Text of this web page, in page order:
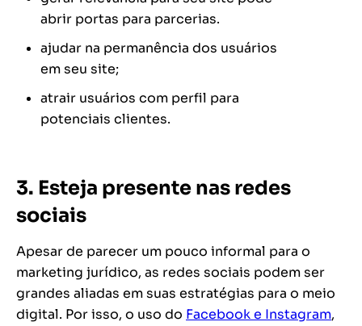
abrir portas para parcerias.
ajudar na permanência dos usuários
em seu site;
atrair usuários com perfil para
potenciais clientes.
3. Esteja presente nas redes
sociais
Apesar de parecer um pouco informal para o
marketing jurídico, as redes sociais podem ser
grandes aliadas em suas estratégias para o meio
digital. Por isso, o uso do Facebook e Instagram,